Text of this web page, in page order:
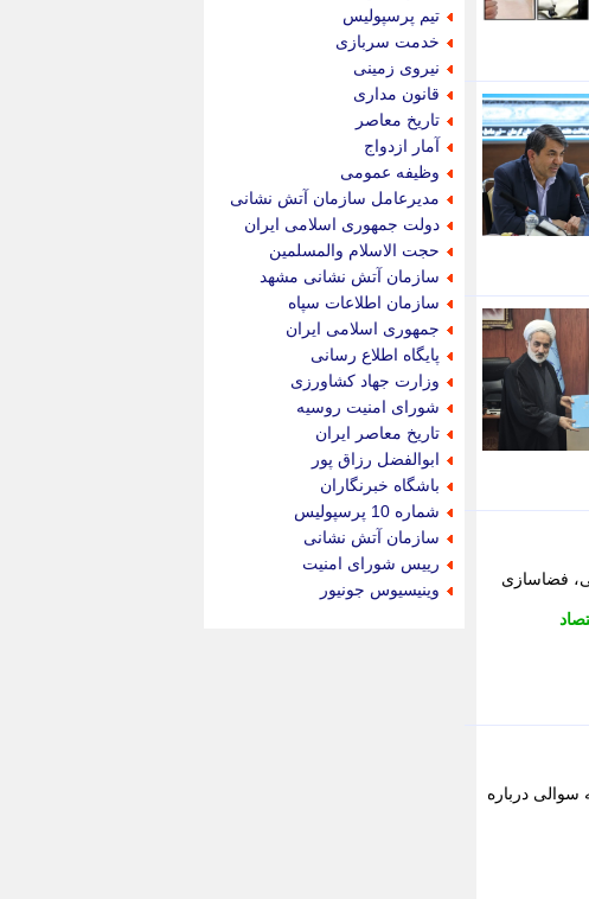
فضاسازی
درباره
تیم پرسپولیس
خدمت سربازی
نیروی زمینی
قانون مداری
تاریخ معاصر
آمار ازدواج
وظیفه عمومی
مدیرعامل سازمان آتش نشانی
دولت جمهوری اسلامی ایران
حجت الاسلام والمسلمین
سازمان آتش نشانی مشهد
سازمان اطلاعات سپاه
جمهوری اسلامی ایران
پایگاه اطلاع رسانی
وزارت جهاد کشاورزی
شورای امنیت روسیه
تاریخ معاصر ایران
ابوالفضل رزاق پور
باشگاه خبرنگاران
شماره 10 پرسپولیس
سازمان آتش نشانی
رییس شورای امنیت
وینیسیوس جونیور